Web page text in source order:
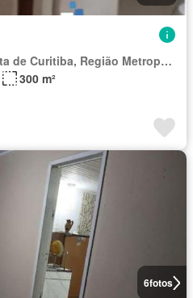
Região Geográfica Imediata de Curitiba, Região Metropolitana de Curitiba
300 m²
6fotos